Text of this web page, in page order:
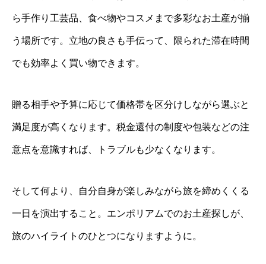
ら手作り工芸品、食べ物やコスメまで多彩なお土産が揃
う場所です。立地の良さも手伝って、限られた滞在時間
でも効率よく買い物できます。
贈る相手や予算に応じて価格帯を区分けしながら選ぶと
満足度が高くなります。税金還付の制度や包装などの注
意点を意識すれば、トラブルも少なくなります。
そして何より、自分自身が楽しみながら旅を締めくくる
一日を演出すること。エンポリアムでのお土産探しが、
旅のハイライトのひとつになりますように。